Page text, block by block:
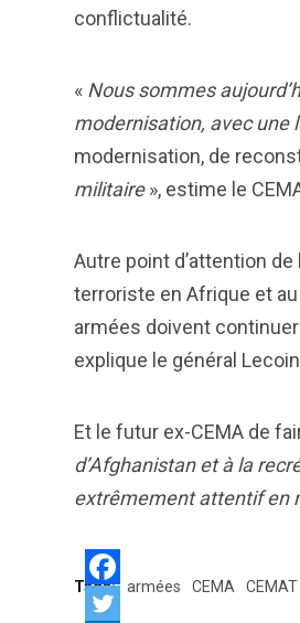
conflictualité.
« Nous sommes
modernisation, avec une
modernisation, de
militaire», estime le
Autre point d’attention
terroriste en Afrique et
armées doivent continuer
explique le général
Et le futur ex-CEMA de
d’Afghanistan et à la
extrêmement attentif en
Tags: armées CEMA CEMAT